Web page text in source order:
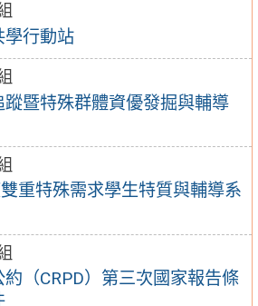
學行動站
蹤暨特殊群體資優發掘與輔導
重特殊需求學生特質與輔導系
（CRPD）第三次國家報告條